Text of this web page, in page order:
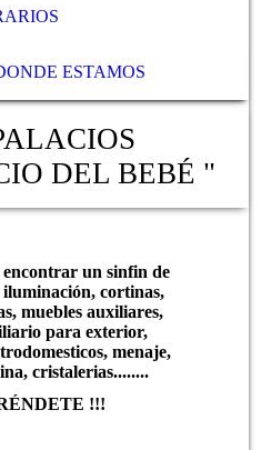
ESTAMOS
PALACIOS
DEL BEBÉ "
un sinfin de
cortinas,
muebles auxiliares,
para exterior,
menaje,
cristalerias........
!!!